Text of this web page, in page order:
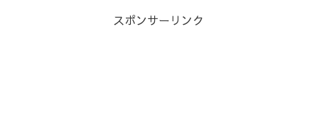
スポンサーリンク